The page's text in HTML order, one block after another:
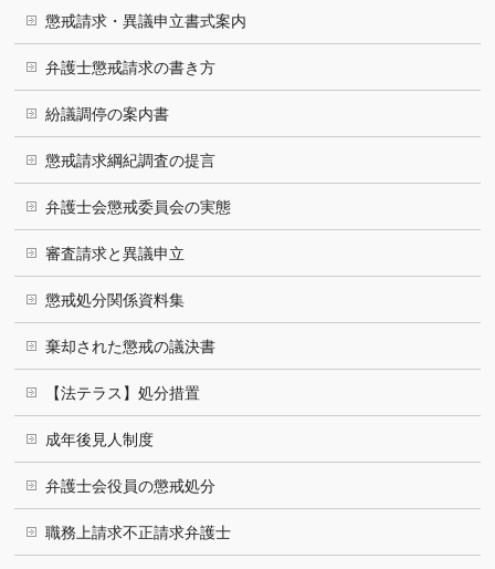
懲戒請求・異議申立書式案内
弁護士懲戒請求の書き方
紛議調停の案内書
懲戒請求綱紀調査の提言
弁護士会懲戒委員会の実態
審査請求と異議申立
懲戒処分関係資料集
棄却された懲戒の議決書
【法テラス】処分措置
成年後見人制度
弁護士会役員の懲戒処分
職務上請求不正請求弁護士